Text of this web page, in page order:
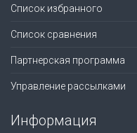
Список избранного
Список сравнения
Партнерская программа
Управление рассылками
Информация